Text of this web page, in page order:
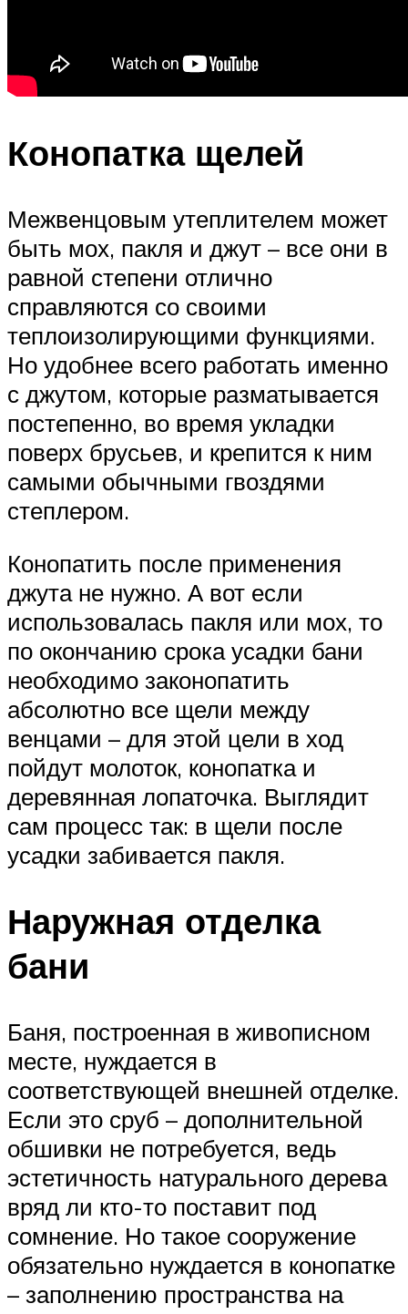
Конопатка щелей
Межвенцовым утеплителем может
быть мох, пакля и джут – все они в
равной степени отлично
справляются со своими
теплоизолирующими функциями.
Но удобнее всего работать именно
с джутом, которые разматывается
постепенно, во время укладки
поверх брусьев, и крепится к ним
самыми обычными гвоздями
степлером.
Конопатить после применения
джута не нужно. А вот если
использовалась пакля или мох, то
по окончанию срока усадки бани
необходимо законопатить
абсолютно все щели между
венцами – для этой цели в ход
пойдут молоток, конопатка и
деревянная лопаточка. Выглядит
сам процесс так: в щели после
усадки забивается пакля.
Наружная отделка
бани
Баня, построенная в живописном
месте, нуждается в
соответствующей внешней отделке.
Если это сруб – дополнительной
обшивки не потребуется, ведь
эстетичность натурального дерева
вряд ли кто-то поставит под
сомнение. Но такое сооружение
обязательно нуждается в конопатке
– заполнению пространства на